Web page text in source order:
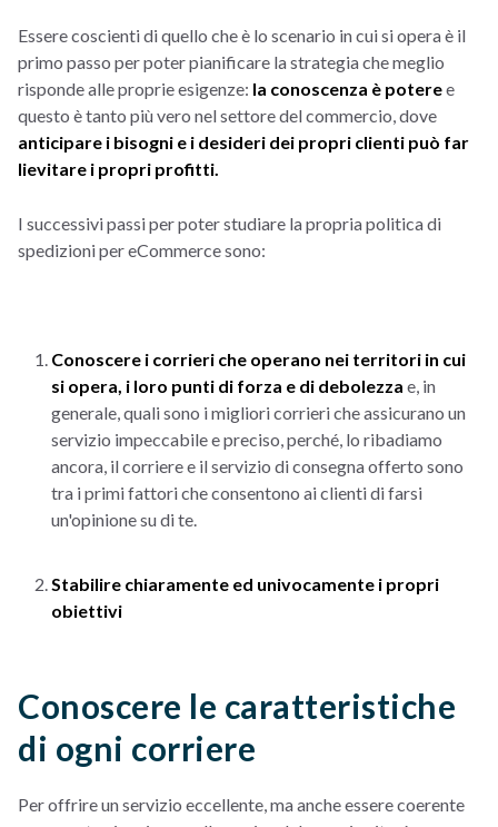
Essere coscienti di quello che è lo scenario in cui si opera è il
primo passo per poter pianificare la strategia che meglio
risponde alle proprie esigenze: la conoscenza è poteree
questo è tanto più vero nel settore del commercio, dove
anticipare i bisogni e i desideri dei propri clienti può far
lievitare i propri profitti.
I successivi passi per poter studiare la propria politica di
spedizioni per eCommerce sono:
Conoscere i corrieri che operano nei territori in cui
si opera, i loro punti di forza e di debolezza e, in
generale, quali sono i migliori corrieri che assicurano un
servizio impeccabile e preciso, perché, lo ribadiamo
ancora, il corriere e il servizio di consegna offerto sono
tra i primi fattori che consentono ai clienti di farsi
un'opinione su di te.
Stabilire chiaramente ed univocamente i propri
obiettivi
Conoscere le caratteristiche
di ogni corriere
Per offrire un servizio eccellente, ma anche essere coerente